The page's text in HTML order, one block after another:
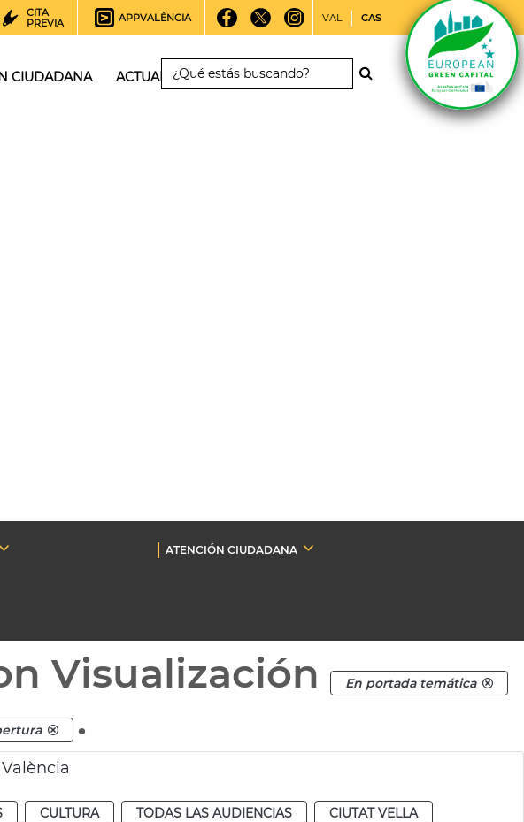
CITA
PREVIA
APPVALÈNCIA VAL CAS
CIUDADANA ACTUALIDAD
ATENCIÓN CIUDADANA
Visualización En portada temática
.
CULTURA TODAS LAS AUDIENCIAS
CIUTAT VELLA